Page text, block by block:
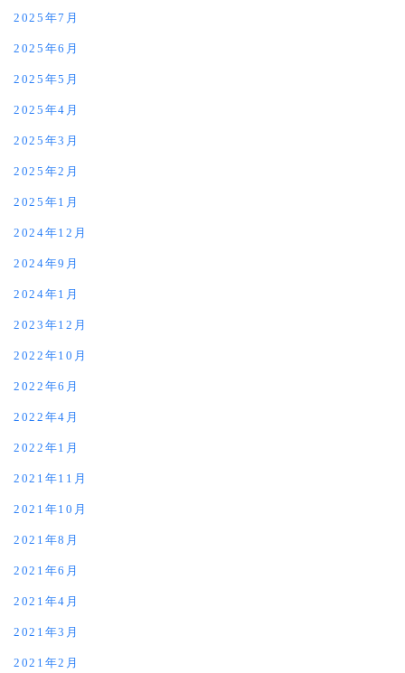
2025年7月
2025年6月
2025年5月
2025年4月
2025年3月
2025年2月
2025年1月
2024年12月
2024年9月
2024年1月
2023年12月
2022年10月
2022年6月
2022年4月
2022年1月
2021年11月
2021年10月
2021年8月
2021年6月
2021年4月
2021年3月
2021年2月